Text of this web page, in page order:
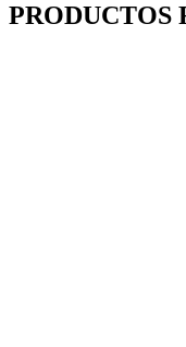
PRODUCTOS